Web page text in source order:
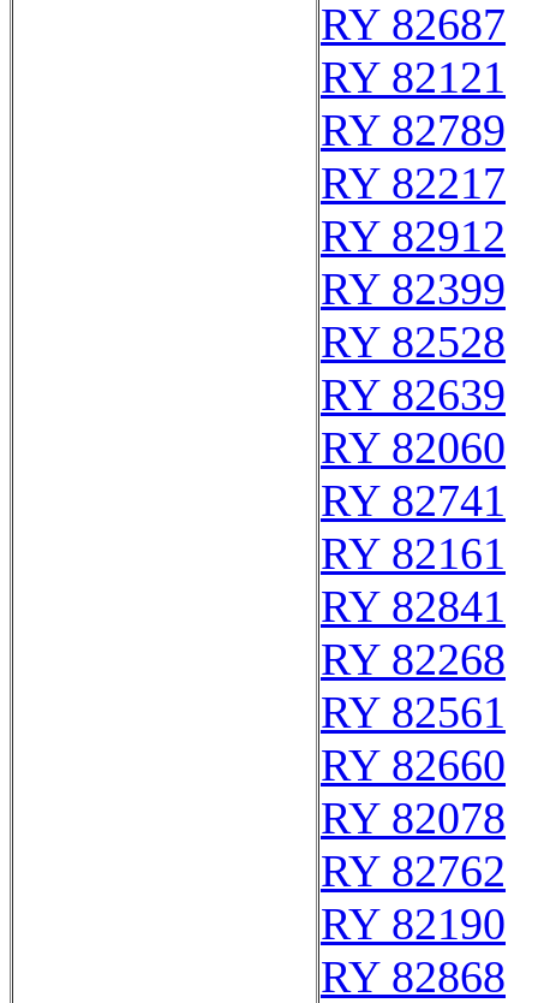
RY 82687
RY 82121
RY 82789
RY 82217
RY 82912
RY 82399
RY 82528
RY 82639
RY 82060
RY 82741
RY 82161
RY 82841
RY 82268
RY 82561
RY 82660
RY 82078
RY 82762
RY 82190
RY 82868